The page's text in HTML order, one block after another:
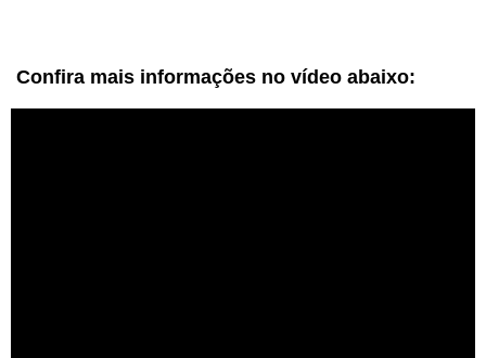
Confira mais informações no vídeo abaixo: